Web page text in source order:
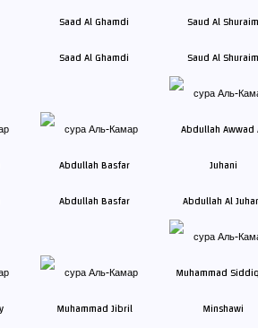
Saad Al Ghamdi Saud Al Shuraim
Abdullah Basfar Abdullah Al